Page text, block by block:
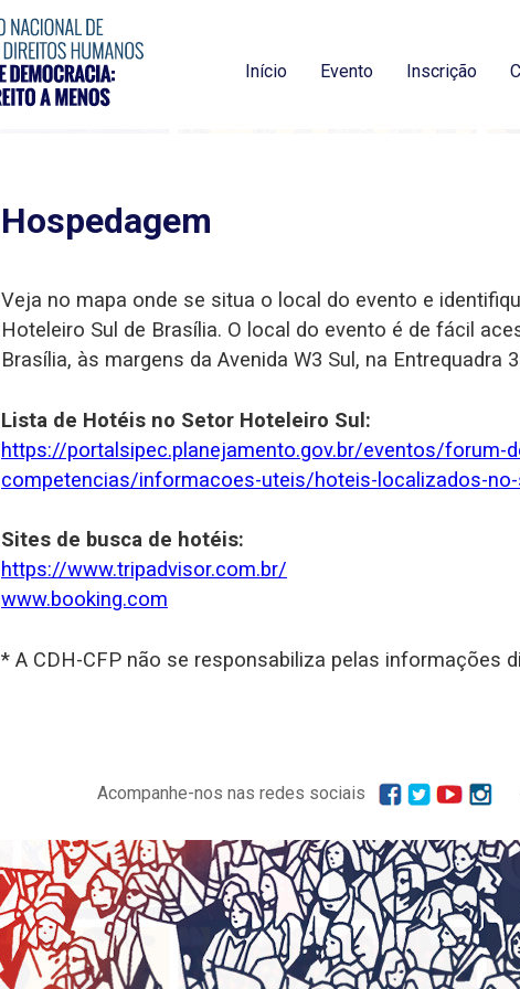
Início Evento Inscrição
Hospedagem
Veja no mapa onde se situa o local do evento e
Hoteleiro Sul de Brasília. O local do evento é de fácil
Brasília, às margens da Avenida W3 Sul, na Entrequadra
Lista de Hotéis no Setor Hoteleiro Sul:
https://portalsipec.planejamento.gov.br/eventos/forum-
competencias/informacoes-uteis/hoteis-localizados-
Sites de busca de hotéis:
https://www.tripadvisor.com.br/
www.booking.com
* A CDH-CFP não se responsabiliza pelas informações
Acompanhe-nos nas redes sociais